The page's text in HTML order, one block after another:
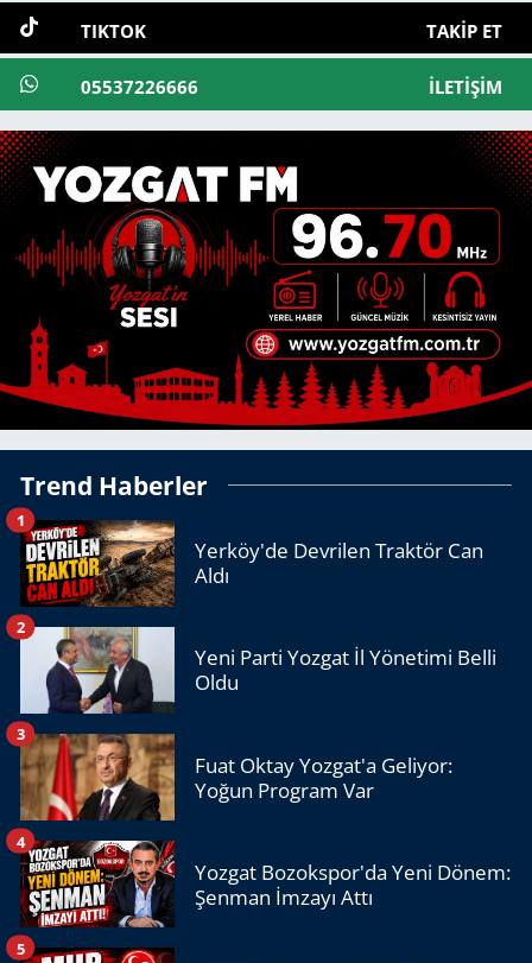
TIKTOK TAKIP ET
05537226666 İLETIŞIM
Trend Haberler
Yerköy'de Devrilen Traktör Can
Aldı
1
Yeni Parti Yozgat İl Yönetimi Belli
Oldu
2
Fuat Oktay Yozgat'a Geliyor:
Yoğun Program Var
3
Yozgat Bozokspor'da Yeni Dönem:
Şenman İmzayı Attı
4
5